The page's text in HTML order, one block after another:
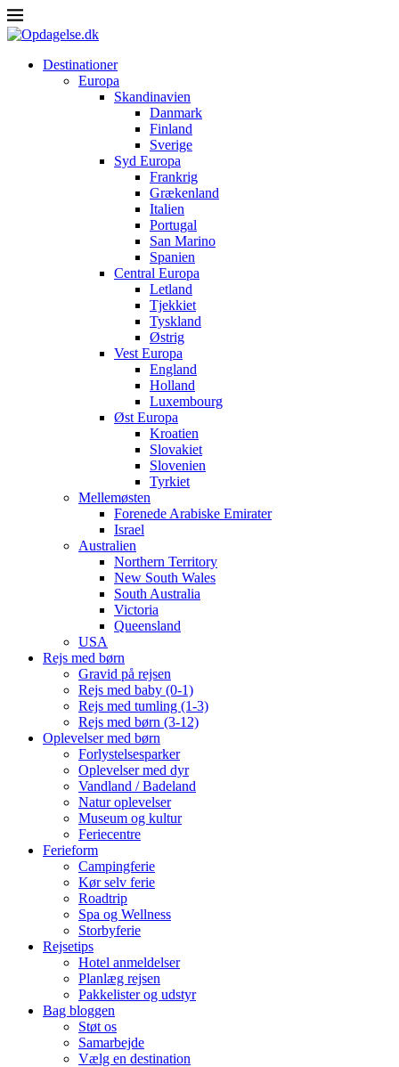
Destinationer
Europa
Skandinavien
Danmark
Finland
Sverige
Syd Europa
Frankrig
Grækenland
Italien
Portugal
San Marino
Spanien
Central Europa
Letland
Tjekkiet
Tyskland
Østrig
Vest Europa
England
Holland
Luxembourg
Øst Europa
Kroatien
Slovakiet
Slovenien
Tyrkiet
Mellemøsten
Forenede Arabiske Emirater
Israel
Australien
Northern Territory
New South Wales
South Australia
Victoria
Queensland
USA
Rejs med børn
Gravid på rejsen
Rejs med baby (0-1)
Rejs med tumling (1-3)
Rejs med børn (3-12)
Oplevelser med børn
Forlystelsesparker
Oplevelser med dyr
Vandland / Badeland
Natur oplevelser
Museum og kultur
Feriecentre
Ferieform
Campingferie
Kør selv ferie
Roadtrip
Spa og Wellness
Storbyferie
Rejsetips
Hotel anmeldelser
Planlæg rejsen
Pakkelister og udstyr
Bag bloggen
Støt os
Samarbejde
Vælg en destination